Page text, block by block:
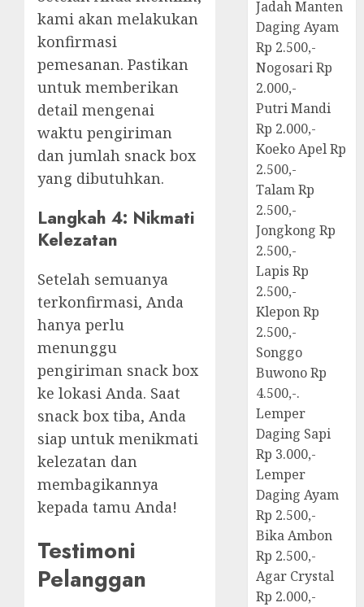
kami akan melakukan
konfirmasi
pemesanan. Pastikan
untuk memberikan
detail mengenai
waktu pengiriman
dan jumlah snack box
yang dibutuhkan.
Langkah 4: Nikmati
Kelezatan
Setelah semuanya
terkonfirmasi, Anda
hanya perlu
menunggu
pengiriman snack box
ke lokasi Anda. Saat
snack box tiba, Anda
siap untuk menikmati
kelezatan dan
membagikannya
kepada tamu Anda!
Testimoni
Pelanggan
Jadah Manten
Daging Ayam
Rp 2.500,-
Nogosari Rp
2.000,-
Putri Mandi
Rp 2.000,-
Koeko Apel Rp
2.500,-
Talam Rp
2.500,-
Jongkong Rp
2.500,-
Lapis Rp
2.500,-
Klepon Rp
2.500,-
Songgo
Buwono Rp
4.500,-.
Lemper
Daging Sapi
Rp 3.000,-
Lemper
Daging Ayam
Rp 2.500,-
Bika Ambon
Rp 2.500,-
Agar Crystal
Rp 2.000,-